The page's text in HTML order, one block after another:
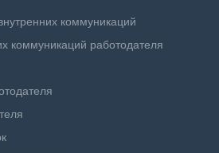
коммуникаций
коммуникаций работодателя